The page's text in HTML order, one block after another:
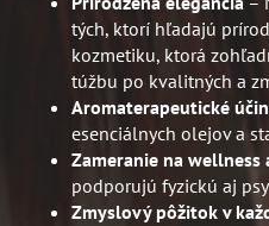
tých, ktorí hľadajú
kozmetiku, ktorá
túžbu po kvalitných a
Aromaterapeutické
esenciálnych olejov a
Zameranie na wellness
podporujú fyzickú aj
Zmyslový pôžitok v